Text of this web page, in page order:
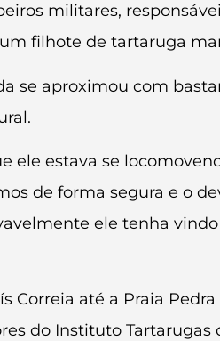
militares,
filhote de tartaruga
se aproximou com
ele estava se
de forma segura e o
ele tenha
Correia até a Praia
do Instituto